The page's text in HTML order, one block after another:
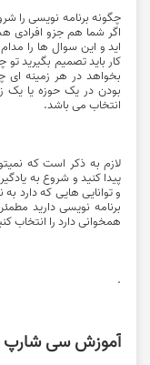
چگونه برنامه نویسی را
اگر شما هم جزو افرادی
اید و این سوال ها را
کار باید تصمیم بگیرید
بخواهد در هر زمینه ای
بودن در یک حوزه یا یک
انتخاب می باشد.
لازم به ذکر است که
پیدا کنید و شروع به
و توانایی هایی که دارد
برنامه نویسی دارید
همخوانی دارد را انتخاب
.
آموزش سی شارپ